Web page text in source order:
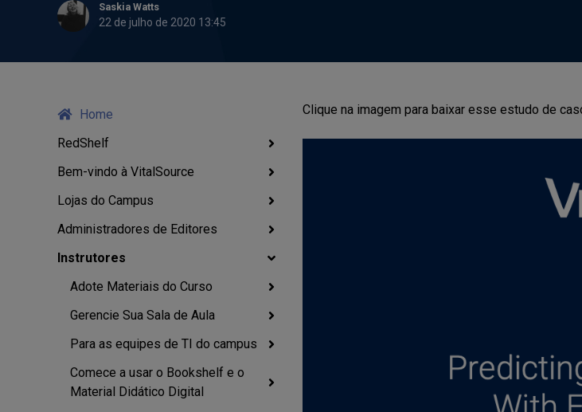
Saskia Watts
22 de julho de 2020 13:45
Home
RedShelf
Bem-vindo à VitalSource
Lojas do Campus
Administradores de Editores
Instrutores
Adote Materiais do Curso
Gerencie Sua Sala de Aula
Para as equipes de TI do campus
Comece a usar o Bookshelf e o
Material Didático Digital
Clique na imagem para baixar esse estudo de